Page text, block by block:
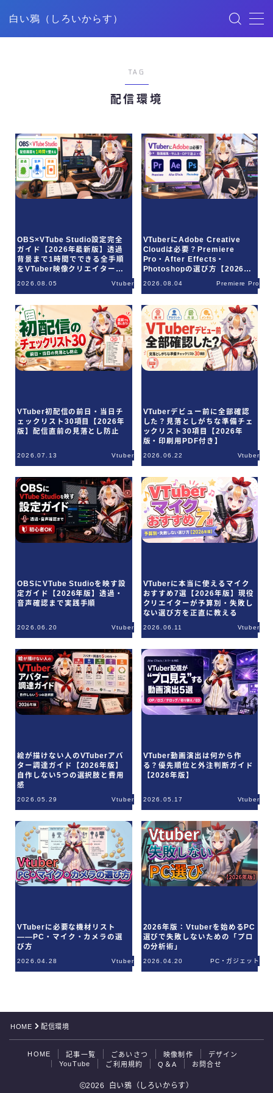
白い鴉（しろいからす）
ごあいさつ
映像制作
YouTube
ご利用規約
Q＆A
お問合せ
TAG
配信環境
OBS×VTube Studio設定完全
ガイド【2026年最新版】透過
背景まで1時間でできる全手順
をVTuber映像クリエイターが
2026.08.05 Vtuber
VTuberにAdobe Creative
Cloudは必要？Premiere
Pro・After Effects・
Photoshopの選び方【2026年
2026.08.04 Premiere Pro
VTuber初配信の前日・当日チ
ェックリスト30項目【2026年
版】配信直前の見落とし防止
2026.07.13 Vtuber
VTuberデビュー前に全部確認
した？見落としがちな準備チェ
ックリスト30項目【2026年
版・印刷用PDF付き】
2026.06.22 Vtuber
OBSにVTube Studioを映す設
定ガイド【2026年版】透過・
音声確認まで実践手順
2026.06.20 Vtuber
VTuberに本当に使えるマイク
おすすめ7選【2026年版】現役
クリエイターが予算別・失敗し
ない選び方を正直に教える
2026.06.11 Vtuber
絵が描けない人のVTuberアバ
ター調達ガイド【2026年版】
自作しない5つの選択肢と費用
感
2026.05.29 Vtuber
VTuber動画演出は何から作
る？優先順位と外注判断ガイド
【2026年版】
2026.05.17 Vtuber
VTuberに必要な機材リスト
——PC・マイク・カメラの選
び方
2026.04.28 Vtuber
2026年版：Vtuberを始めるPC
選びで失敗しないための「プロ
の分析術」
2026.04.20 PC・ガジェット
HOME 配信環境
HOME 記事一覧 ごあいさつ 映像制作
デザイン
YouTube
ご利用規約 Q＆A お問合せ
2026 白い鴉（しろいからす）